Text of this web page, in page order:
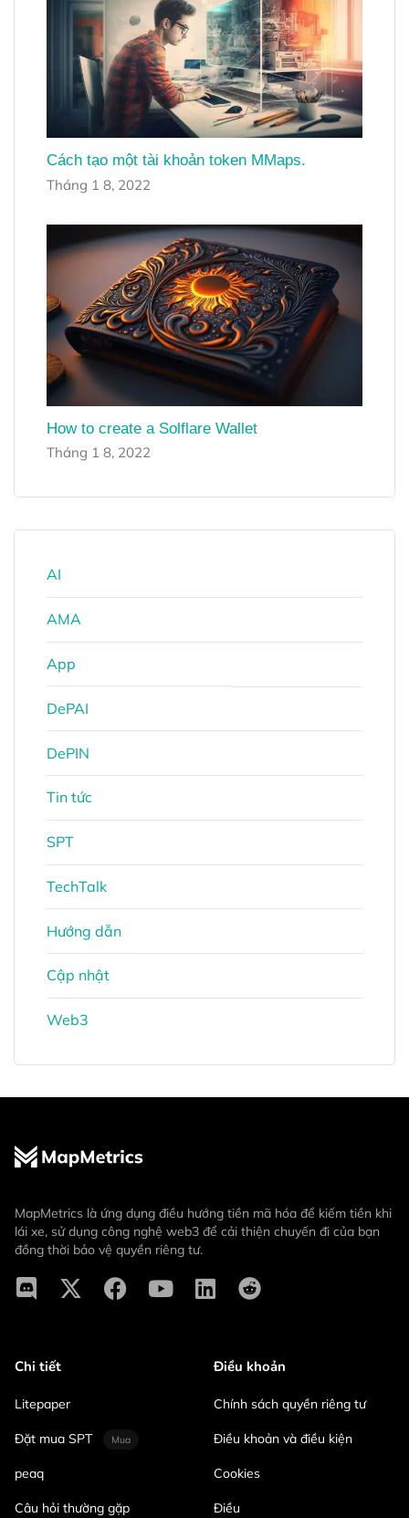
Cách tạo một tài khoản token MMaps.
Tháng 1 8, 2022
How to create a Solflare Wallet
Tháng 1 8, 2022
AI
AMA
App
DePAI
DePIN
Tin tức
SPT
TechTalk
Hướng dẫn
Cập nhật
Web3
MapMetrics là ứng dụng điều hướng tiền mã hóa để kiếm tiền khi
lái xe, sử dụng công nghệ web3 để cải thiện chuyến đi của bạn
đồng thời bảo vệ quyền riêng tư.
Chi tiết
Litepaper
Đặt mua SPT Mua
peaq
Câu hỏi thường gặp
Điều khoản
Chính sách quyền riêng tư
Điều khoản và điều kiện
Cookies
Điều